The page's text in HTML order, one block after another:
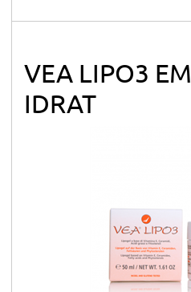
VEA LIPO3
IDRAT